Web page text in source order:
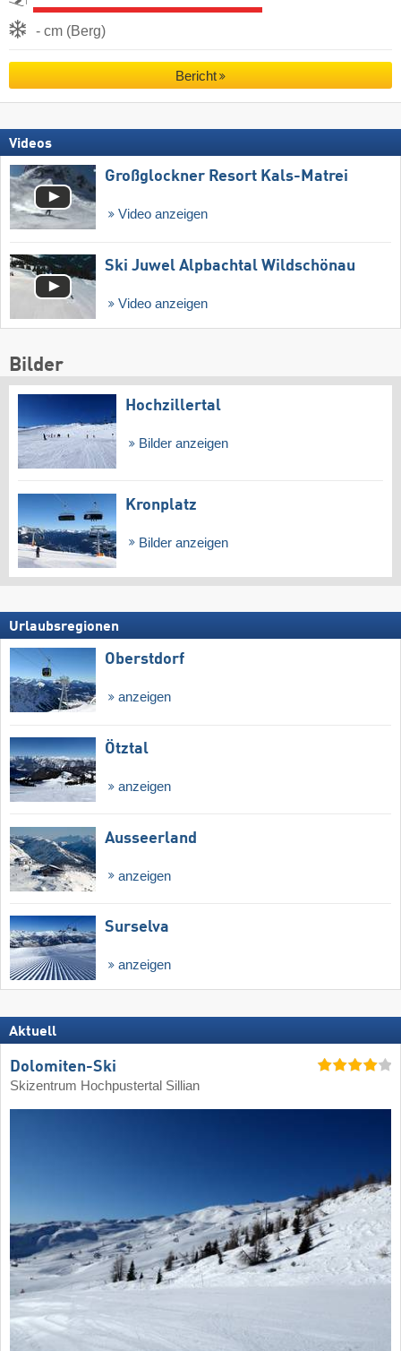
- cm (Berg)
Bericht
Videos
Großglockner Resort Kals-Matrei
Video anzeigen
Ski Juwel Alpbachtal Wildschönau
Video anzeigen
Bilder
Hochzillertal
Bilder anzeigen
Kronplatz
Bilder anzeigen
Urlaubsregionen
Oberstdorf
anzeigen
Ötztal
anzeigen
Ausseerland
anzeigen
Surselva
anzeigen
Aktuell
Dolomiten-Ski
Skizentrum Hochpustertal Sillian